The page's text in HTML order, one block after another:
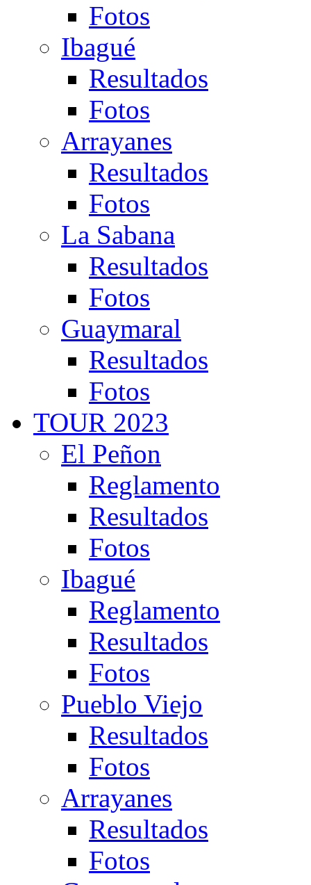
Fotos
Ibagué
Resultados
Fotos
Arrayanes
Resultados
Fotos
La Sabana
Resultados
Fotos
Guaymaral
Resultados
Fotos
TOUR 2023
El Peñon
Reglamento
Resultados
Fotos
Ibagué
Reglamento
Resultados
Fotos
Pueblo Viejo
Resultados
Fotos
Arrayanes
Resultados
Fotos